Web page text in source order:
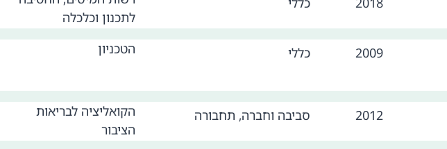
לתכנון וכלכלה
2009 כללי הטכניון
2012 סביבה וחברה, תחבורה
הקואליציה לבריאות
הציבור